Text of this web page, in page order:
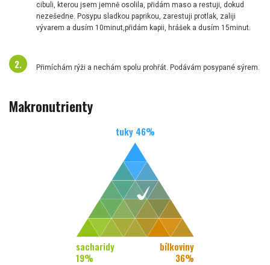
cibuli, kterou jsem jemně osolila, přidám maso a restuji, dokud
nezešedne. Posypu sladkou paprikou, zarestuji protlak, zaliji
vývarem a dusím 10minut,přidám kapii, hrášek a dusím 15minut.
Přimíchám rýži a nechám spolu prohřát. Podávám posypané sýrem.
Makronutrienty
tuky 46%
sacharidy
19%
bílkoviny
36%